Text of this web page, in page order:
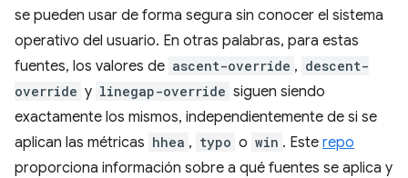
se pueden usar de forma segura sin conocer el sistema
operativo del usuario. En otras palabras, para estas
fuentes, los valores de ascent-override , descent-
override y linegap-override siguen siendo
exactamente los mismos, independientemente de si se
aplican las métricas hhea , typo o win . Este repo
proporciona información sobre a qué fuentes se aplica y